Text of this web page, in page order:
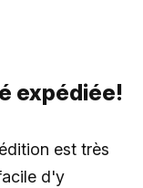
expédiée!
est très
d'y